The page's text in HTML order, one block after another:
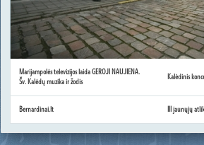
Marijampolės televizijos laida GEROJI NAUJIENA.
Šv. Kalėdų muzika ir žodis
Kalėdinis
Bernardinai.lt III jaunųjų